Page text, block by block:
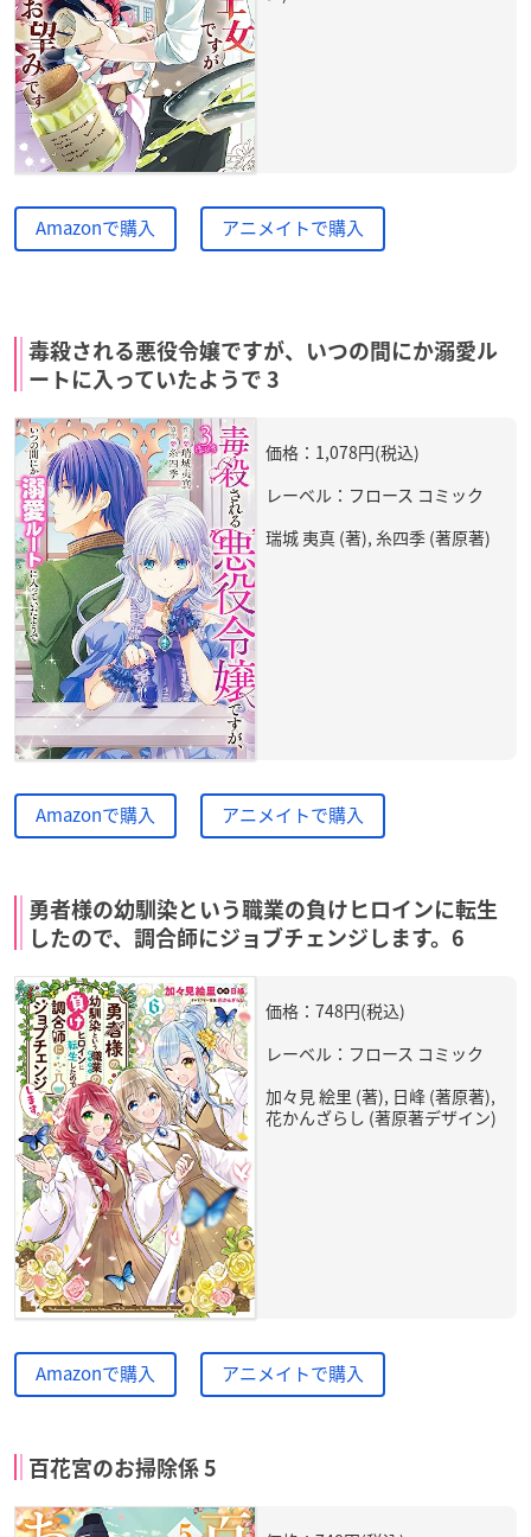
Amazonで購入 アニメイトで購入
毒殺される悪役令嬢ですが、いつの間にか溺愛ル
ートに入っていたようで 3
価格：1,078円(税込)
レーベル：フロース コミック
瑞城 夷真 (著), 糸四季 (著原著)
Amazonで購入 アニメイトで購入
勇者様の幼馴染という職業の負けヒロインに転生
したので、調合師にジョブチェンジします。6
価格：748円(税込)
レーベル：フロース コミック
加々見 絵里 (著), 日峰 (著原著),
花かんざらし (著原著デザイン)
Amazonで購入 アニメイトで購入
百花宮のお掃除係 5